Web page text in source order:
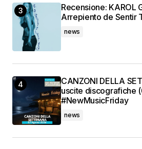
Recensione: KAROL
Arrepiento de Sentir
news
CANZONI DELLA
uscite discografiche
#NewMusicFriday
news